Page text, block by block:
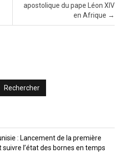
apostolique du pape Léon XIV
en Afrique →
: Lancement de la première
l’état des bornes en temps